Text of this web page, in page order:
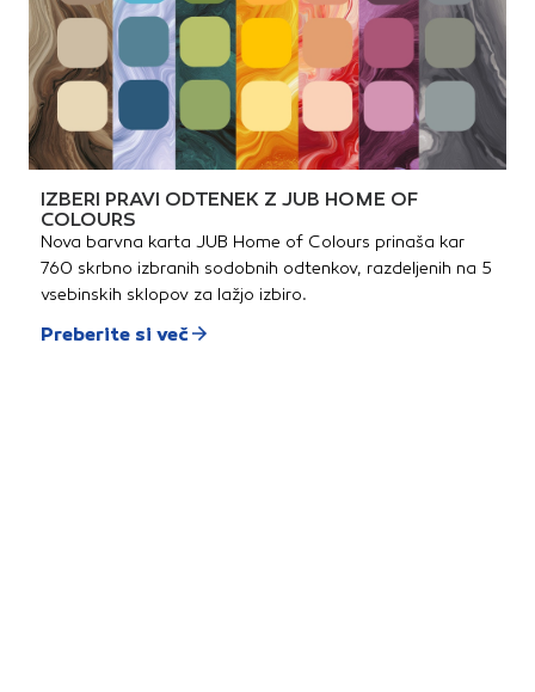
IZBERI PRAVI ODTENEK Z JUB HOME OF
COLOURS
Nova barvna karta JUB Home of Colours prinaša kar
760 skrbno izbranih sodobnih odtenkov, razdeljenih na 5
vsebinskih sklopov za lažjo izbiro.
Preberite si več